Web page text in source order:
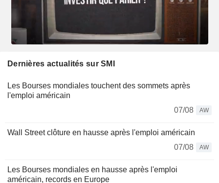
Dernières actualités sur SMI
Les Bourses mondiales touchent des sommets après
l'emploi américain
07/08
AW
Wall Street clôture en hausse après l'emploi américain
07/08
AW
Les Bourses mondiales en hausse après l'emploi
américain, records en Europe